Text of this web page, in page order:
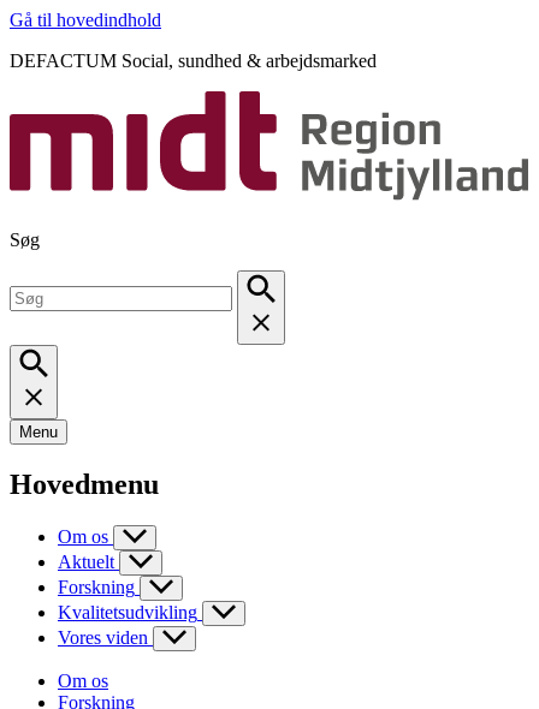
Gå til hovedindhold
DEFACTUM Social, sundhed & arbejdsmarked
Søg
Menu
Hovedmenu
Om os
Aktuelt
Forskning
Kvalitetsudvikling
Vores viden
Om os
Forskning